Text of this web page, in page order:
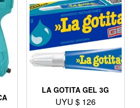
LA GOTITA GEL 3G
UYU $ 126